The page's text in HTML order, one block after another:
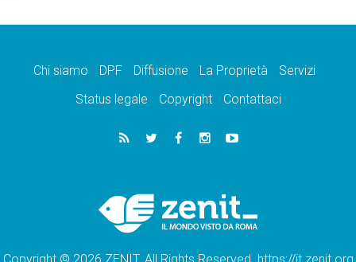
Chi siamo DPF Diffusione La Proprietà
Servizi
Status legale
Copyright Contattaci